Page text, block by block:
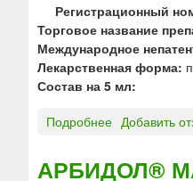
а
б
л
е
т
Регистрационный
Торговое название
Международное
Лекарственная форма:
Состав на 5 мл:
Подробнее
Б
Добавить
АРБИДОЛ®